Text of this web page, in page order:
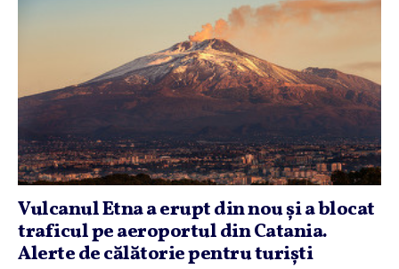
Vulcanul Etna a erupt din nou şi a blocat
traficul pe aeroportul din Catania.
Alerte de călătorie pentru turişti